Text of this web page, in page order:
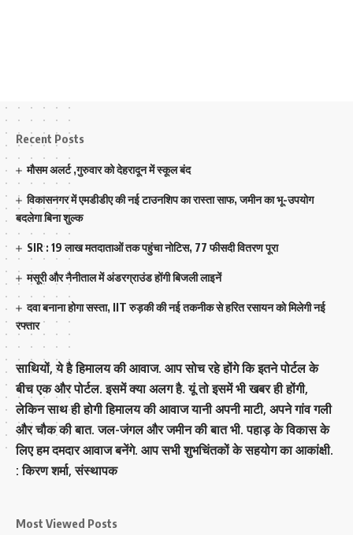
Recent Posts
मौसम अलर्ट ,गुरुवार को देहरादून में स्कूल बंद
विकासनगर में एमडीडीए की नई टाउनशिप का रास्ता साफ, जमीन का भू-उपयोग
बदलेगा बिना शुल्क
SIR : 19 लाख मतदाताओं तक पहुंचा नोटिस, 77 फीसदी वितरण पूरा
मसूरी और नैनीताल में अंडरग्राउंड होंगी बिजली लाइनें
दवा बनाना होगा सस्ता, IIT रुड़की की नई तकनीक से हरित रसायन को मिलेगी नई
रफ्तार
साथियों, ये है हिमालय की आवाज. आप सोच रहे होंगे कि इतने पोर्टल के
बीच एक और पोर्टल. इसमें क्या अलग है. यूं तो इसमें भी खबर ही होंगी,
लेकिन साथ ही होगी हिमालय की आवाज यानी अपनी माटी, अपने गांव गली
और चौक की बात. जल-जंगल और जमीन की बात भी. पहाड़ के विकास के
लिए हम दमदार आवाज बनेंगे. आप सभी शुभचिंतकों के सहयोग का आकांक्षी.
: किरण शर्मा, संस्‍थापक
Most Viewed Posts